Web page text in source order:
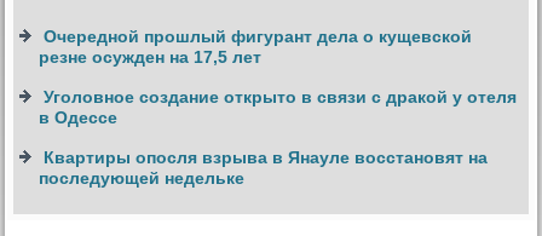
Очередной прошлый фигурант дела о кущевской
резне осужден на 17,5 лет
Уголовное создание открыто в связи с дракой у отеля
в Одессе
Квартиры опосля взрыва в Янауле восстановят на
последующей недельке